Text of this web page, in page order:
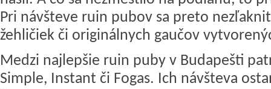
Pri návšteve ruin pubov sa preto
žehličiek či originálnych gaučov
Medzi najlepšie ruin puby v Budapešti
Simple, Instant či Fogas. Ich návšteva